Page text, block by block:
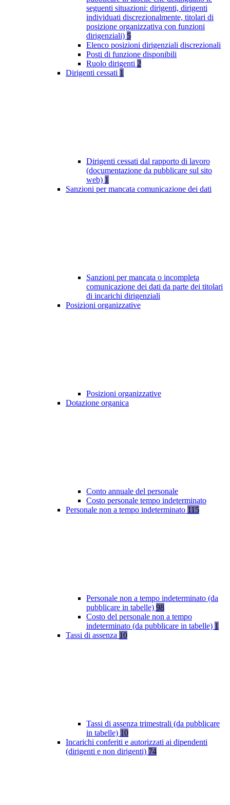
seguenti situazioni: dirigenti, dirigenti
individuati discrezionalmente, titolari di
posizione organizzativa con funzioni
dirigenziali) 5
Elenco posizioni dirigenziali discrezionali
Posti di funzione disponibili
Ruolo dirigenti 2
Dirigenti cessati 1
Dirigenti cessati dal rapporto di lavoro
(documentazione da pubblicare sul sito
web) 1
Sanzioni per mancata comunicazione dei dati
Sanzioni per mancata o incompleta
comunicazione dei dati da parte dei titolari
di incarichi dirigenziali
Posizioni organizzative
Posizioni organizzative
Dotazione organica
Conto annuale del personale
Costo personale tempo indeterminato
Personale non a tempo indeterminato 115
Personale non a tempo indeterminato (da
pubblicare in tabelle) 98
Costo del personale non a tempo
indeterminato (da pubblicare in tabelle) 1
Tassi di assenza 10
Tassi di assenza trimestrali (da pubblicare
in tabelle) 10
Incarichi conferiti e autorizzati ai dipendenti
(dirigenti e non dirigenti) 74